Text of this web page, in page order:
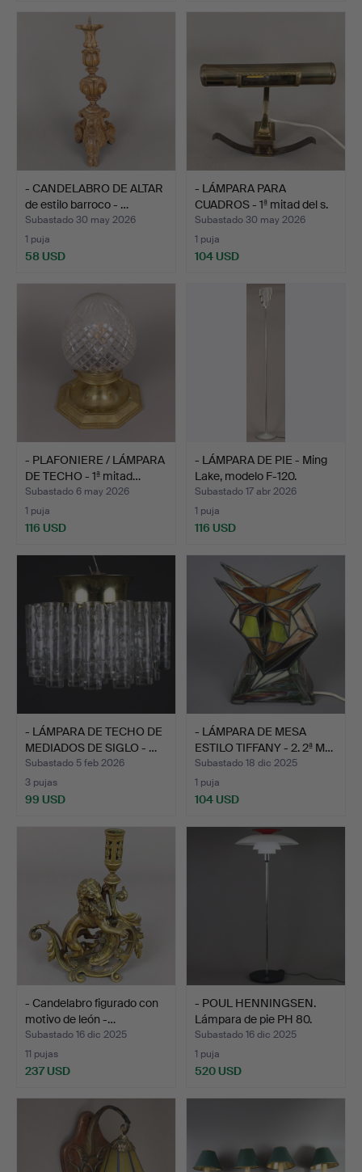
- CANDELABRO DE ALTAR
de estilo barroco - …
Subastado 30 may 2026
1 puja
58 USD
- LÁMPARA PARA
CUADROS - 1ª mitad del s.
X…
Subastado 30 may 2026
1 puja
104 USD
- PLAFONIERE / LÁMPARA
DE TECHO - 1ª mitad…
Subastado 6 may 2026
1 puja
116 USD
- LÁMPARA DE PIE - Ming
Lake, modelo F-120.
Subastado 17 abr 2026
1 puja
116 USD
- LÁMPARA DE TECHO DE
MEDIADOS DE SIGLO - …
Subastado 5 feb 2026
3 pujas
99 USD
- LÁMPARA DE MESA
ESTILO TIFFANY - 2. 2ª M…
Subastado 18 dic 2025
1 puja
104 USD
- Candelabro figurado con
motivo de león -…
Subastado 16 dic 2025
11 pujas
237 USD
- POUL HENNINGSEN.
Lámpara de pie PH 80.
Subastado 16 dic 2025
1 puja
520 USD